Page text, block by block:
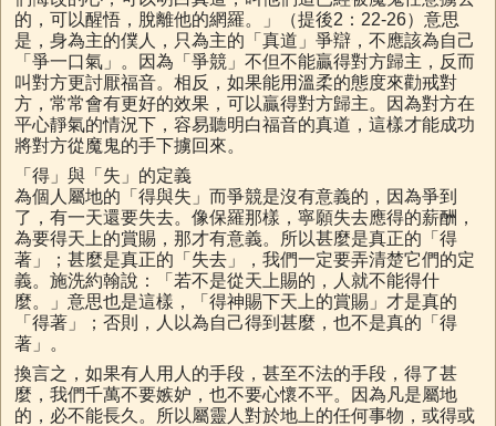
的，可以醒悟，脫離他的網羅。」（提後2：22-26）意思
是，身為主的僕人，只為主的「真道」爭辯，不應該為自己
「爭一口氣」。因為「爭競」不但不能贏得對方歸主，反而
叫對方更討厭福音。相反，如果能用溫柔的態度來勸戒對
方，常常會有更好的效果，可以贏得對方歸主。因為對方在
平心靜氣的情況下，容易聽明白福音的真道，這樣才能成功
將對方從魔鬼的手下擄回來。
「得」與「失」的定義
為個人屬地的「得與失」而爭競是沒有意義的，因為爭到
了，有一天還要失去。像保羅那樣，寧願失去應得的薪酬，
為要得天上的賞賜，那才有意義。所以甚麼是真正的「得
著」；甚麼是真正的「失去」，我們一定要弄清楚它們的定
義。施洗約翰說：「若不是從天上賜的，人就不能得什
麼。」意思也是這樣，「得神賜下天上的賞賜」才是真的
「得著」；否則，人以為自己得到甚麼，也不是真的「得
著」。
換言之，如果有人用人的手段，甚至不法的手段，得了甚
麼，我們千萬不要嫉妒，也不要心懷不平。因為凡是屬地
的，必不能長久。所以屬靈人對於地上的任何事物，或得或